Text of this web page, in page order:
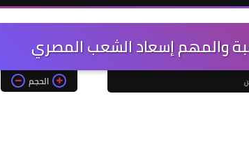
والمهم إسعاد الشعب المصري
الحجم